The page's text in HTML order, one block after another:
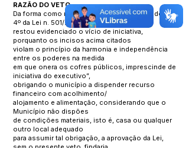
RAZÃO DO VETO
Da forma como redigido, os incisos V e VI, do art.
4º da Lei n. 501/2022, ,
restou evidenciado o vício de iniciativa,
porquanto os incisos acima citados
violam o princípio da harmonia e independência
entre os poderes na medida
em que onera os cofres públicos, imprescinde de
iniciativa do executivo”,
obrigando o município a dispender recurso
financeiro com acolhimento/
alojamento e alimentação, considerando que o
Município não dispões
de condições materiais, isto é, casa ou qualquer
outro local adequado
para assumir tal obrigação, a aprovação da Lei,